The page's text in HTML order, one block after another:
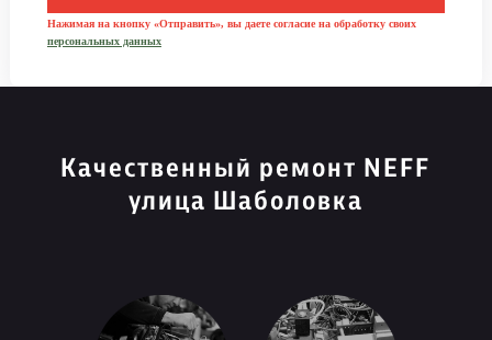
Нажимая на кнопку «Отправить», вы даете согласие на обработку своих
персональных данных
Качественный ремонт NEFF
улица Шаболовка